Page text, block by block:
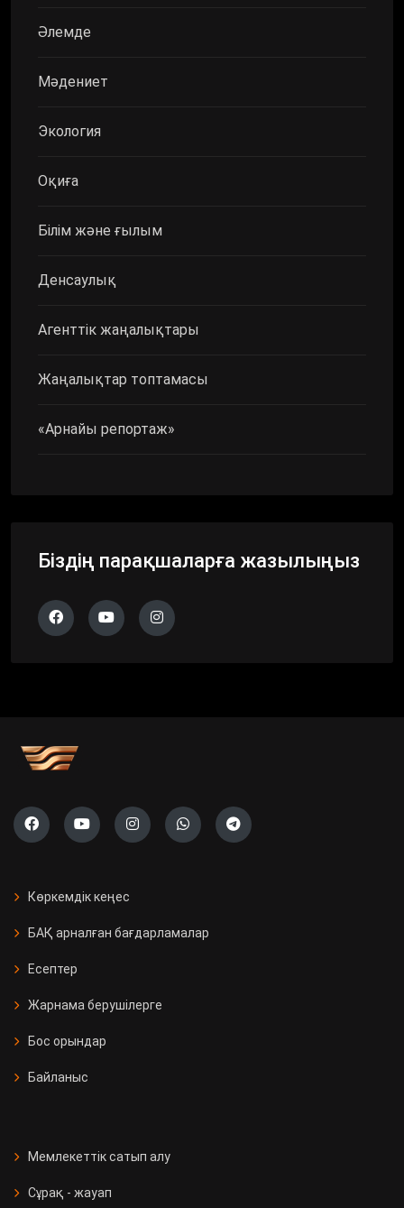
Әлемде
Мәдениет
Экология
Оқиға
Білім және ғылым
Денсаулық
Агенттік жаңалықтары
Жаңалықтар топтамасы
«Арнайы репортаж»
Біздің парақшаларға жазылыңыз
Көркемдік кеңес
БАҚ арналған бағдарламалар
Есептер
Жарнама берушілерге
Бос орындар
Байланыс
Мемлекеттік сатып алу
Сұрақ - жауап